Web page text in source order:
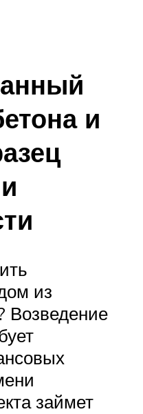
и
из
Возведение
займет